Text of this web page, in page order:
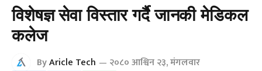
विशेषज्ञ सेवा विस्तार गर्दै जानकी मेडिकल
कलेज
ByAricle Tech २०८० आश्विन २३, मंगलवार